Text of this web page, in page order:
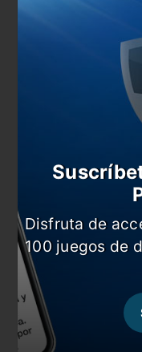
Tévez volvió
Comentarios
Dejá tu opinión
Disfruta de
100 juegos de